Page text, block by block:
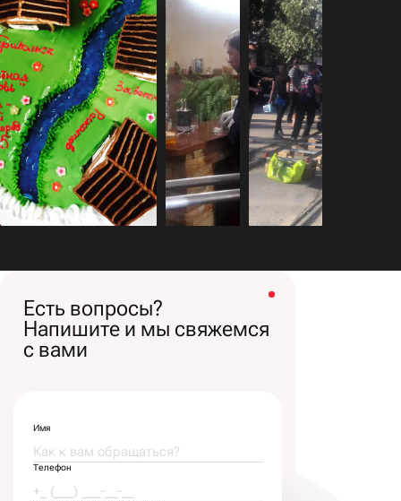
Есть вопросы?
Напишите и мы свяжемся
с вами
Имя
Телефон